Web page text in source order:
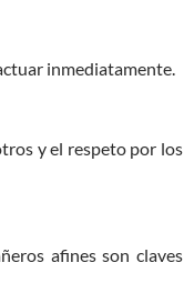
inmediatamente.
y el respeto por los
afines son claves